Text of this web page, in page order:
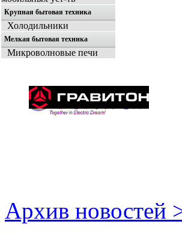
Крупная бытовая техника
Холодильники
Мелкая бытовая техника
Микроволновые печи
Архив новостей